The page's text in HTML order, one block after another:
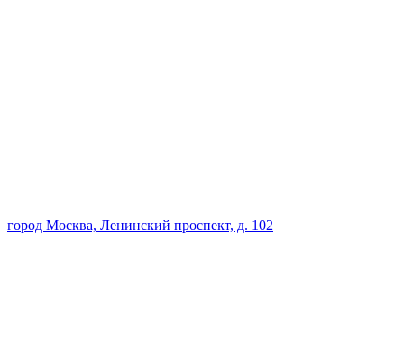
город Москва, Ленинский проспект, д. 102